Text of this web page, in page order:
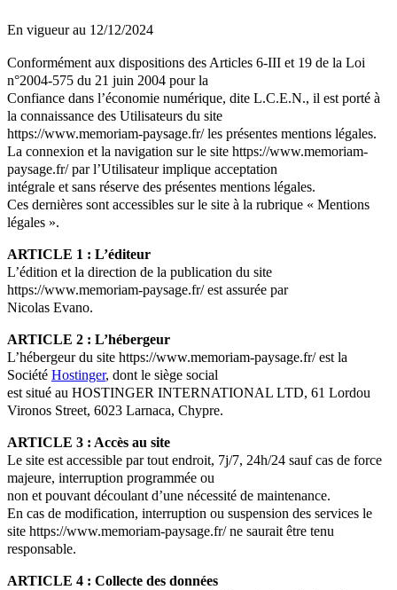
En vigueur au 12/12/2024
Conformément aux dispositions des Articles 6-III et 19 de la Loi
n°2004-575 du 21 juin 2004 pour la
Confiance dans l’économie numérique, dite L.C.E.N., il est porté à
la connaissance des Utilisateurs du site
https://www.memoriam-paysage.fr/ les présentes mentions légales.
La connexion et la navigation sur le site https://www.memoriam-
paysage.fr/ par l’Utilisateur implique acceptation
intégrale et sans réserve des présentes mentions légales.
Ces dernières sont accessibles sur le site à la rubrique « Mentions
légales ».
ARTICLE 1 : L’éditeur
L’édition et la direction de la publication du site
https://www.memoriam-paysage.fr/ est assurée par
Nicolas Evano.
ARTICLE 2 : L’hébergeur
L’hébergeur du site https://www.memoriam-paysage.fr/ est la
Société Hostinger, dont le siège social
est situé au HOSTINGER INTERNATIONAL LTD, 61 Lordou
Vironos Street, 6023 Larnaca, Chypre.
ARTICLE 3 : Accès au site
Le site est accessible par tout endroit, 7j/7, 24h/24 sauf cas de force
majeure, interruption programmée ou
non et pouvant découlant d’une nécessité de maintenance.
En cas de modification, interruption ou suspension des services le
site https://www.memoriam-paysage.fr/ ne saurait être tenu
responsable.
ARTICLE 4 : Collecte des données